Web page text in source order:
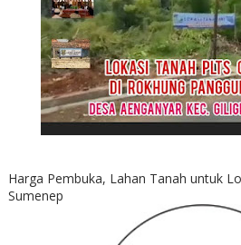
Harga Pembuka, Lahan Tanah untuk
Sumenep